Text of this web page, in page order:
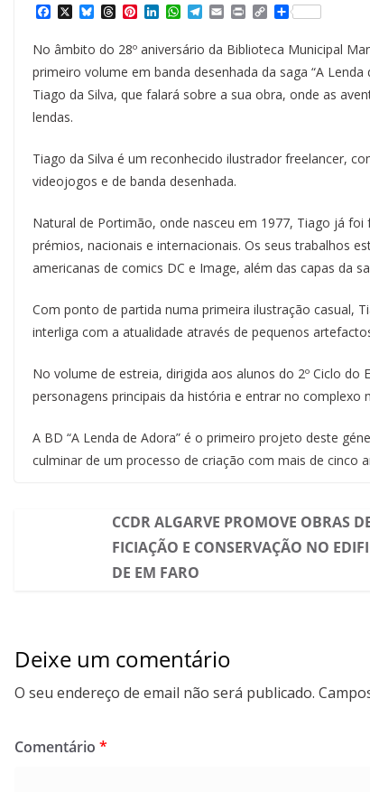
a
c
e
b
o
o
k
X B
e
s
k
y
T
h
r
e
a
d
s
P
t
e
r
e
L
k
e
d
I
W
h
a
t
s
A
p
T
e
e
g
r
a
E
m
a
l
P
i
n
t
C
o
y
L
i
n
S
h
a
r
e
No âmbito do 28º aniversário da Biblioteca Municipal
primeiro volume em banda desenhada da saga “A
Tiago da Silva, que falará sobre a sua obra, onde as
lendas.
Tiago da Silva é um reconhecido ilustrador freelancer,
videojogos e de banda desenhada.
Natural de Portimão, onde nasceu em 1977, Tiago já
prémios, nacionais e internacionais. Os seus trabalhos
americanas de comics DC e Image, além das capas da
Com ponto de partida numa primeira ilustração casual,
interliga com a atualidade através de pequenos
No volume de estreia, dirigida aos alunos do 2º Ciclo
personagens principais da história e entrar no
A BD “A Lenda de Adora” é o primeiro projeto deste
culminar de um processo de criação com mais de cinco
CCDR ALGARVE PROMOVE OBRAS
FICIAÇÃO E CONSERVAÇÃO NO
DE EM FARO
Deixe um comentário
O seu endereço de email não será publicado.
Comentário *